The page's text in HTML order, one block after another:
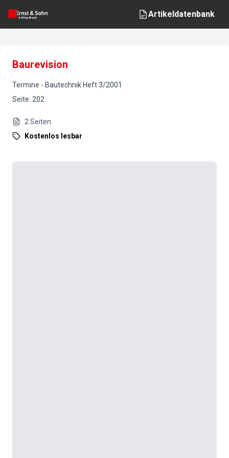
Artikeldatenbank
Baurevision
Termine - Bautechnik Heft3/2001
Seite: 202
2 Seiten
Kostenlos lesbar